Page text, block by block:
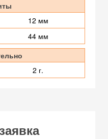
12 мм
44 мм
2 г.